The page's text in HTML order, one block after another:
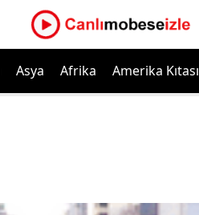
Asya Afrika Amerika Kıtası